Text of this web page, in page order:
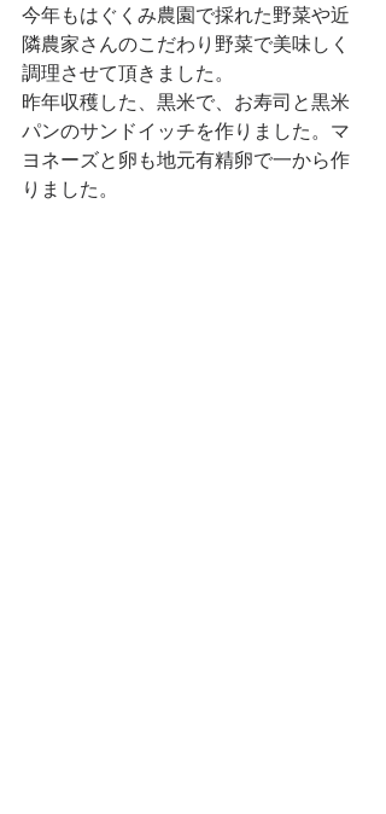
今年もはぐくみ農園で採れた野菜や近
隣農家さんのこだわり野菜で美味しく
調理させて頂きました。
昨年収穫した、黒米で、お寿司と黒米
パンのサンドイッチを作りました。マ
ヨネーズと卵も地元有精卵で一から作
りました。